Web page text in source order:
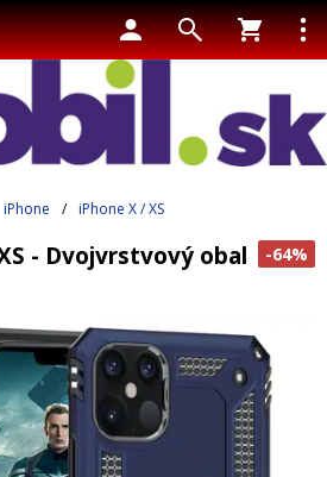
iPhone / iPhone X / XS
-64%
- Dvojvrstvový obal